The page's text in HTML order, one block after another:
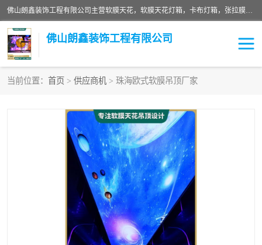
佛山朗鑫装饰工程有限公司主营软膜天花，软膜天花灯箱，卡布灯箱，张拉膜等产品，价格实惠，支持定制；公司专业装饰铺面，家居，会展特装，软膜等工程，技能精良人员，安装快、价格合理，质量保证、热诚与各方有识人士合作，欢迎新老客户来电咨询。
佛山朗鑫装饰工程有限公司
当前位置： 首页 > 供应商机 > 珠海欧式软膜吊顶厂家
软膜吊顶